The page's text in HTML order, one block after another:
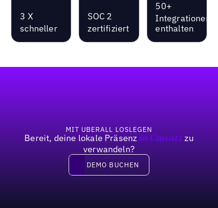
3 X
schneller
SOC 2
zertifiziert
50+
Integrationen
enthalten
MIT UBERALL LOSLEGEN
Bereit, deine lokale Präsenz in Umsatzzu
verwandeln?
DEMO BUCHEN
DEMO BUCHEN